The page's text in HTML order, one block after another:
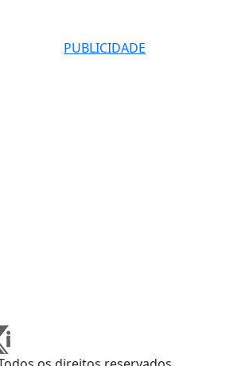
PUBLICIDADE